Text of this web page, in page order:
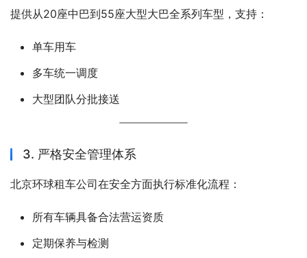
提供从20座中巴到55座大型大巴全系列车型，支持：
单车用车
多车统一调度
大型团队分批接送
3. 严格安全管理体系
北京环球租车公司在安全方面执行标准化流程：
所有车辆具备合法营运资质
定期保养与检测